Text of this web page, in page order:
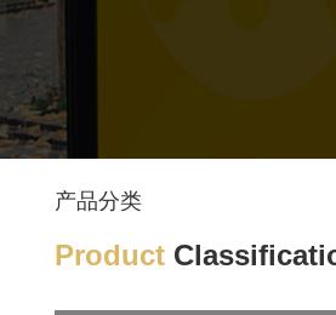
产品分类
Product